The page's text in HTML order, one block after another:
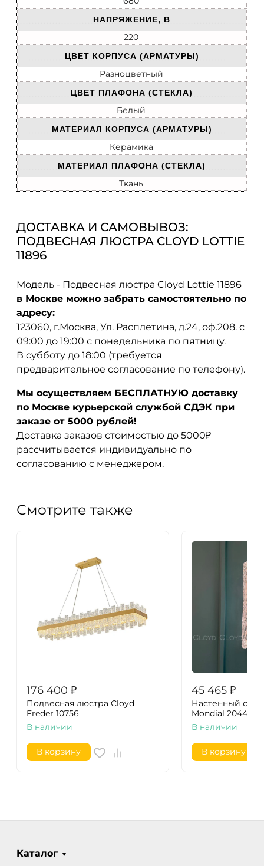
НАПРЯЖЕНИЕ, В
220
ЦВЕТ КОРПУСА (АРМАТУРЫ)
Разноцветный
ЦВЕТ ПЛАФОНА (СТЕКЛА)
Белый
МАТЕРИАЛ КОРПУСА (АРМАТУРЫ)
Керамика
МАТЕРИАЛ ПЛАФОНА (СТЕКЛА)
Ткань
ДОСТАВКА И САМОВЫВОЗ:
ПОДВЕСНАЯ ЛЮСТРА CLOYD LOTTIE
11896
Модель - Подвесная люстра Cloyd Lottie 11896
в Москве можно забрать самостоятельно по
адресу:
123060, г.Москва, Ул. Расплетина, д.24, оф.208. с
09:00 до 19:00 с понедельника по пятницу.
В субботу до 18:00 (требуется
предварительное согласование по телефону).
Мы осуществляем БЕСПЛАТНУЮ доставку
по Москве курьерской службой СДЭК при
заказе от 5000 рублей!
Доставка заказов стоимостью до 5000₽
рассчитывается индивидуально по
согласованию с менеджером.
Смотрите также
176 400 ₽
Подвесная люстра Cloyd
Freder 10756
В наличии
В корзину
45 465 ₽
Настенный
Mondial 20445
В наличии
В корзину
Каталог